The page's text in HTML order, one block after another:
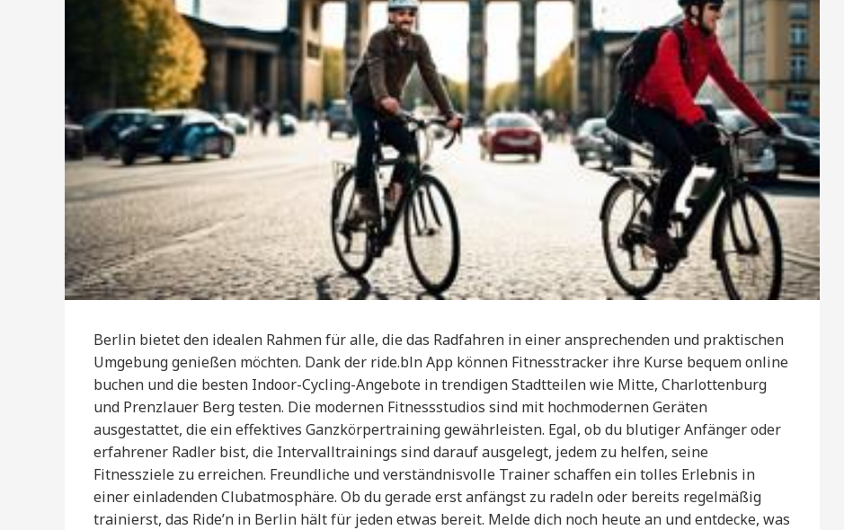
Berlin bietet den idealen Rahmen für alle, die das Radfahren in einer ansprechenden und praktischen
Umgebung genießen möchten. Dank der ride.bln App können Fitnesstracker ihre Kurse bequem online
buchen und die besten Indoor-Cycling-Angebote in trendigen Stadtteilen wie Mitte, Charlottenburg
und Prenzlauer Berg testen. Die modernen Fitnessstudios sind mit hochmodernen Geräten
ausgestattet, die ein effektives Ganzkörpertraining gewährleisten. Egal, ob du blutiger Anfänger oder
erfahrener Radler bist, die Intervalltrainings sind darauf ausgelegt, jedem zu helfen, seine
Fitnessziele zu erreichen. Freundliche und verständnisvolle Trainer schaffen ein tolles Erlebnis in
einer einladenden Clubatmosphäre. Ob du gerade erst anfängst zu radeln oder bereits regelmäßig
trainierst, das Ride’n in Berlin hält für jeden etwas bereit. Melde dich noch heute an und entdecke, was